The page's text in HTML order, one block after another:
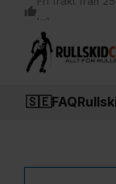
thumb_up
kr)
🇸🇪 FAQ